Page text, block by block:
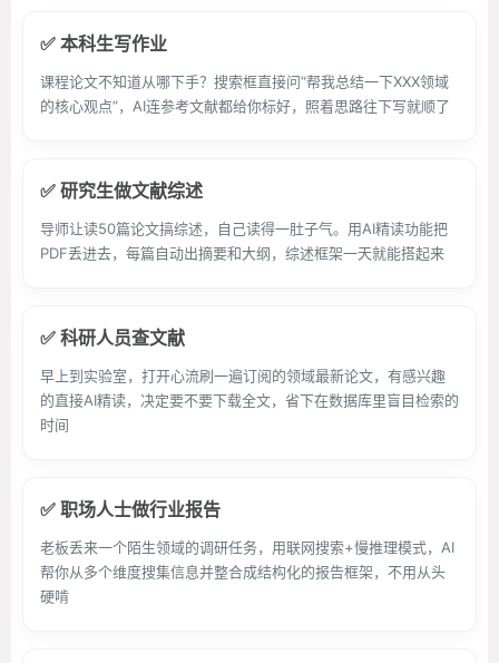
✅ 本科生写作业
课程论文不知道从哪下手？搜索框直接问“帮我总结一下XXX领域
的核心观点”，AI连参考文献都给你标好，照着思路往下写就顺了
✅ 研究生做文献综述
导师让读50篇论文搞综述，自己读得一肚子气。用AI精读功能把
PDF丢进去，每篇自动出摘要和大纲，综述框架一天就能搭起来
✅ 科研人员查文献
早上到实验室，打开心流刷一遍订阅的领域最新论文，有感兴趣
的直接AI精读，决定要不要下载全文，省下在数据库里盲目检索的
时间
✅ 职场人士做行业报告
老板丢来一个陌生领域的调研任务，用联网搜索+慢推理模式，AI
帮你从多个维度搜集信息并整合成结构化的报告框架，不用从头
硬啃